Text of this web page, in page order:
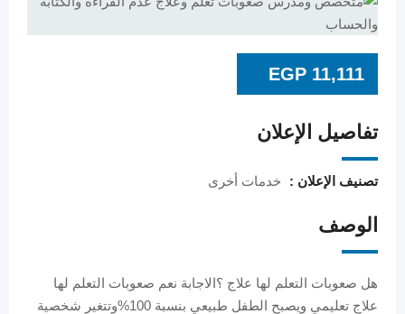
EGP 11,111
تفاصيل الإعلان
تصنيف الإعلان : خدمات أخرى
الوصف
هل صعوبات التعلم لها علاج ؟الاجابة نعم صعوبات التعلم لها
علاج تعليمي ويصبح الطفل طبيعي بنسبة 100%وتتغير شخصية